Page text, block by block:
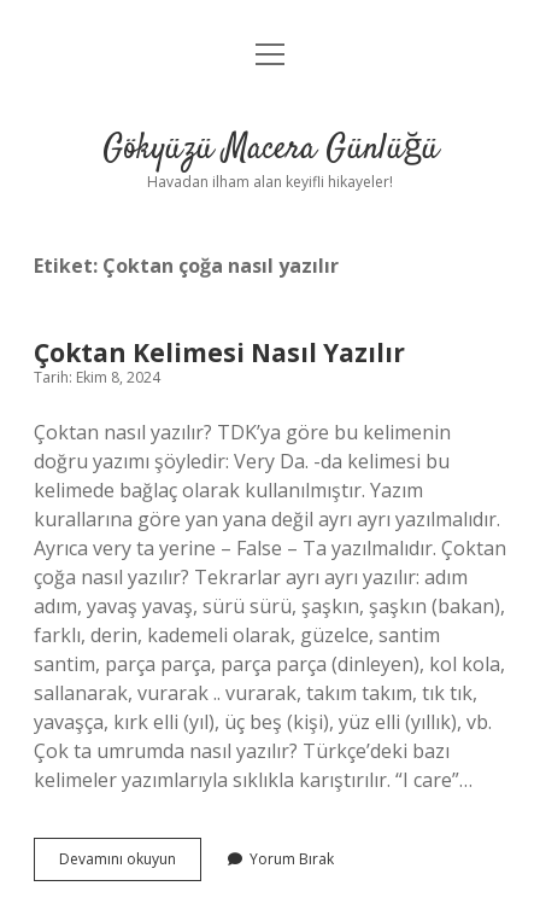
Anasayfa
Yasal Uyarı
menüyü
Gökyüzü Macera Günlüğü
Havadan ilham alan keyifli hikayeler!
Etiket: Çoktan çoğa nasıl yazılır
Çoktan Kelimesi Nasıl Yazılır
Tarih: Ekim 8, 2024
Çoktan nasıl yazılır? TDK’ya göre bu kelimenin
doğru yazımı şöyledir: Very Da. -da kelimesi bu
kelimede bağlaç olarak kullanılmıştır. Yazım
kurallarına göre yan yana değil ayrı ayrı yazılmalıdır.
Ayrıca very ta yerine – False – Ta yazılmalıdır. Çoktan
çoğa nasıl yazılır? Tekrarlar ayrı ayrı yazılır: adım
adım, yavaş yavaş, sürü sürü, şaşkın, şaşkın (bakan),
farklı, derin, kademeli olarak, güzelce, santim
santim, parça parça, parça parça (dinleyen), kol kola,
sallanarak, vurarak .. vurarak, takım takım, tık tık,
yavaşça, kırk elli (yıl), üç beş (kişi), yüz elli (yıllık), vb.
Çok ta umrumda nasıl yazılır? Türkçe’deki bazı
kelimeler yazımlarıyla sıklıkla karıştırılır. “I care”…
Devamını okuyun
Kelimesi
Yorum Bırak